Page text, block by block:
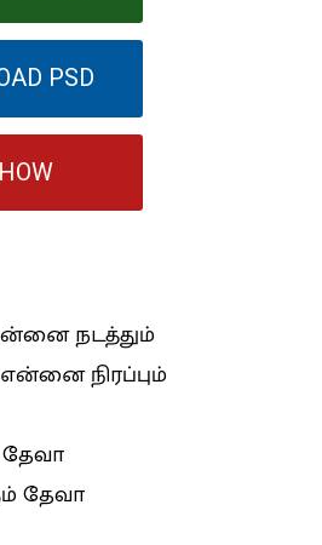
PSD
நடத்தும்
என்னை நிரப்பும்
தேவா
தேவா